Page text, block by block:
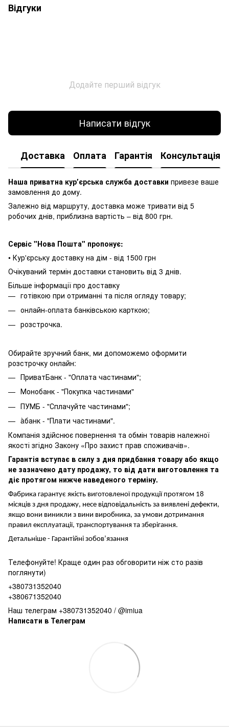
Відгуки
Додайте перший відгук
Написати відгук
Доставка Оплата Гарантія Консультація
Наша приватна курʼєрська служба доставки привезе ваше
замовлення до дому.
Залежно від маршруту, доставка може тривати від 5
робочих днів, приблизна вартість – від 800 грн.
Сервіс "Нова Пошта" пропонує:
• Кур'єрську доставку на дім - від 1500 грн
Очікуваний термін доставки становить від 3 днів.
Більше інформації про доставку
готівкою при отриманні та після огляду товару;
онлайн-оплата банківською карткою;
розстрочка.
Обирайте зручний банк, ми допоможемо оформити
розстрочку онлайн:
ПриватБанк - "Оплата частинами";
Монобанк - "Покупка частинами"
ПУМБ - "Сплачуйте частинами";
àбанк - "Плати частинами".
Компанія здійснює повернення та обмін товарів належної
якості згідно Закону «Про захист прав споживачів».
Гарантія вступає в силу з дня придбання товару або якщо
не зазначено дату продажу, то від дати виготовлення та
діє протягом нижче наведеного терміну.
Фабрика гарантує якість виготовленої продукції протягом 18
місяців з дня продажу, несе відповідальність за виявлені дефекти,
якщо вони виникли з вини виробника, за умови дотримання
правил експлуатації, транспортування та зберігання.
Детальніше - Гарантійні зобов’язання
Телефонуйте! Краще один раз обговорити ніж сто разів
поглянути)
+380731352040
+380671352040
Наш телеграм +380731352040 / @imiua
Написати в Телеграм